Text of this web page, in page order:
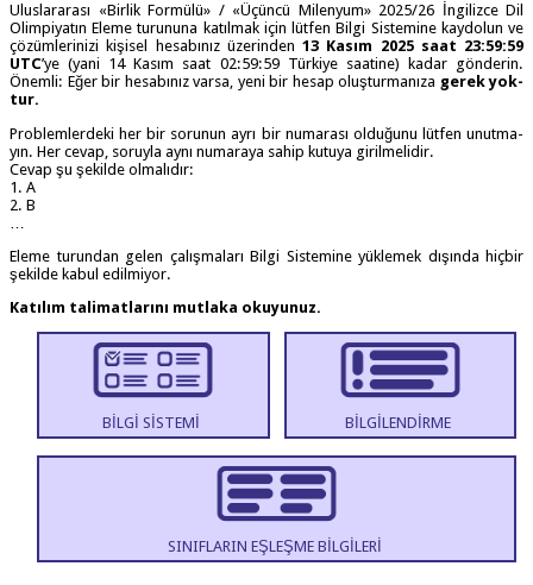
Ulus­la­ra­ra­sı «Bir­lik For­mü­lü» / «Üçün­cü Milen­yum» 2025/26 İng­il­izce Dil
Olim­pi­ya­tın Ele­me turu­nu­na katıl­mak için lüt­fen Bil­gi Sis­te­mi­ne kay­do­lun ve
çözüm­le­ri­ni­zi kişi­sel hesa­bı­nız üze­rin­den 13 Kasım 2025 saat 23:59:59
UTC’ye (yani 14 Kasım saat 02:59:59 Tür­ki­ye saati­ne) kadar gön­de­rin.
Önem­li: Eğer bir hesa­bı­nız var­sa, yeni bir hesap oluş­tur­ma­nı­za gerek yok­
tur.
Prob­lem­ler­de­ki her bir soru­nun ayrı bir numa­ra­sı oldu­ğu­nu lüt­fen unut­ma­
yın. Her cevap, soruy­la aynı numa­ra­ya sahip kutu­ya girilmelidir.
Cevap şu şekil­de olmalıdır:
1. A
2. B
Ele­me turun­dan gelen çalış­ma­la­rı Bil­gi Sis­te­mi­ne yük­le­mek dışın­da hiç­bir
şekil­de kabul edilmiyor.
Katı­lım tali­mat­la­rı­nı mut­la­ka okuyunuz.
BİLGİ SİSTEMİ BİLGİLENDİRME
SINIF­LA­RIN EŞLEŞ­ME BİLGİLERİ